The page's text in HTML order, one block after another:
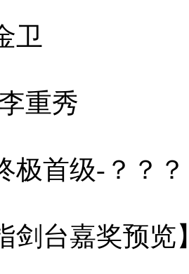
卫
重秀
极首级-？？？
剑台嘉奖预览